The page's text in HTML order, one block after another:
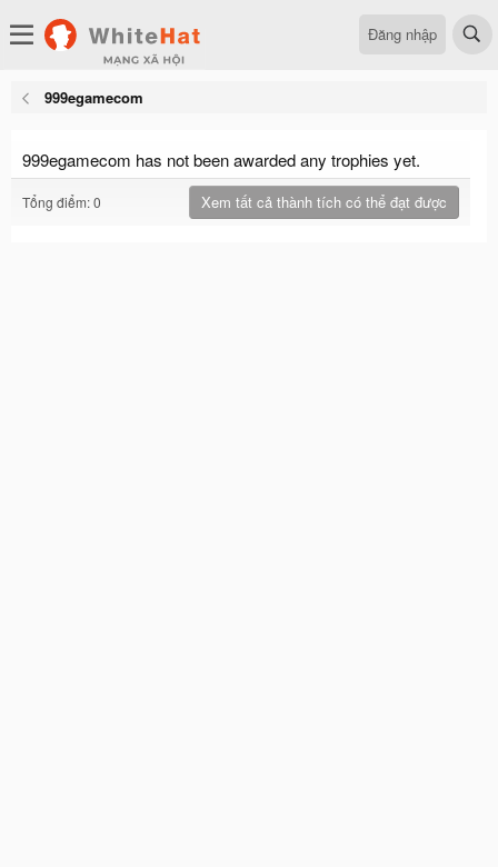
Đăng nhập
999egamecom
999egamecom has not been awarded any trophies yet.
Tổng điểm: 0 Xem tất cả thành tích có thể đạt được